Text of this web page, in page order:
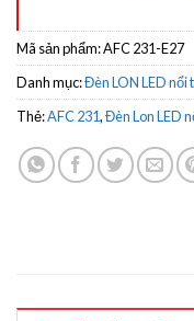
Mã sản phẩm:AFC 231-E27
Danh mục:Đèn LON LED nổi
Thẻ:AFC 231,Đèn Lon LED